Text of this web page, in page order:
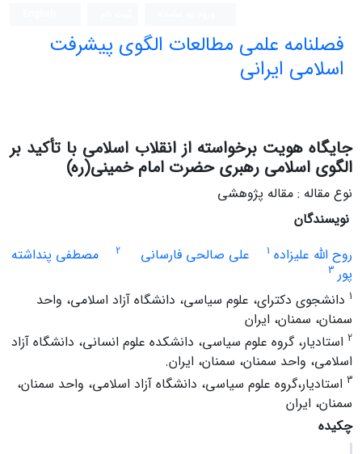
فصلنامه علمی مطالعات الگوی پیشرفت
اسلامی ایرانی
جایگاه هویت برخواسته از انقلاب اسلامی با تأکید بر
الگوی اسلامی رهبری حضرت امام خمینی(ره)
نوع مقاله : مقاله پژوهشی
نویسندگان
روح الله علیزاده 1 علی صالحی فارسانی 2
مصطفی پنداشته
پور 3
1 دانشجوی دکترای، علوم سیاسی، دانشگاه آزاد اسلامی، واحد
سمنان، سمنان، ایران
2 استادیار، گروه علوم سیاسی، دانشکده علوم انسانی، دانشگاه آزاد
اسلامی، واحد سمنان، سمنان، ایران.
3 استادیار،گروه علوم سیاسی، دانشگاه آزاد اسلامی، واحد سمنان،
سمنان، ایران
چکیده